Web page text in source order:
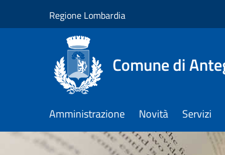
Regione Lombardia
Comune di
Amministrazione Novità Servizi